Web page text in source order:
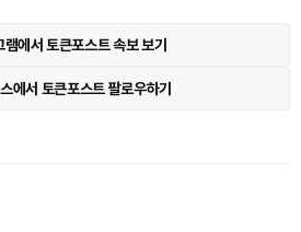
램에서 토큰포스트 속보 보기
에서 토큰포스트 팔로우하기